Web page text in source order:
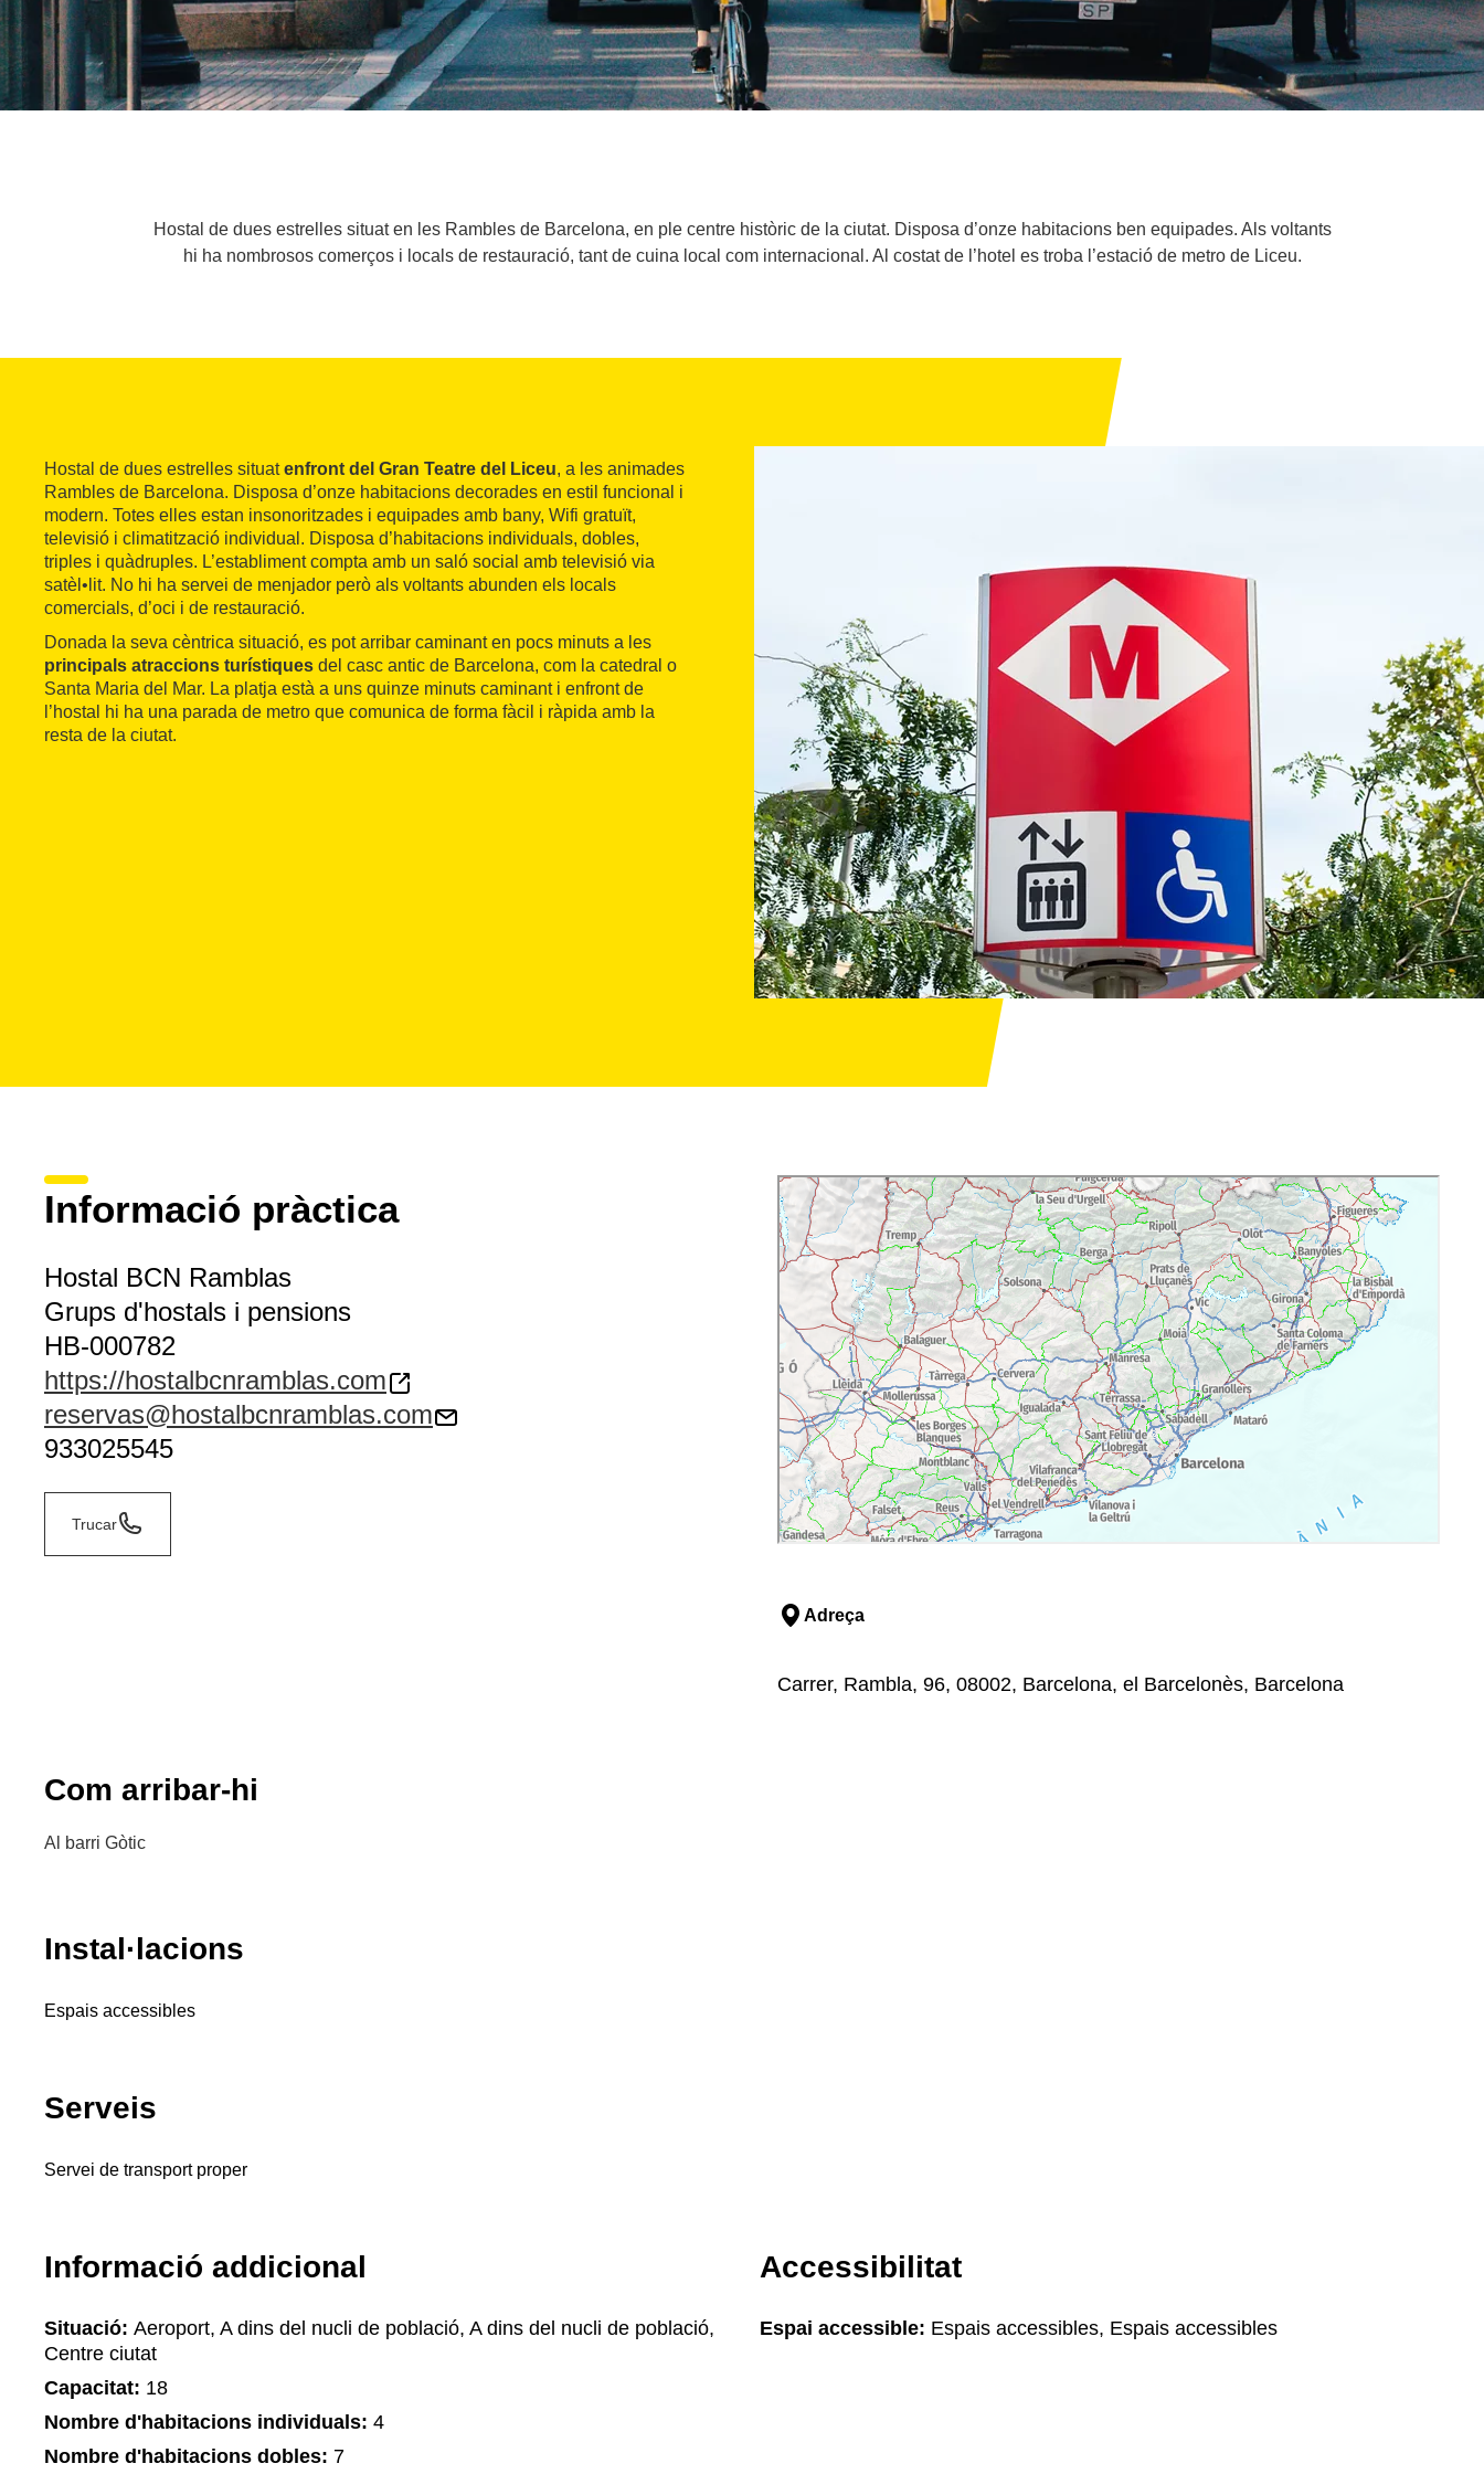
Hostal de dues estrelles situat en les Rambles de Barcelona, en ple centre històric de la ciutat. Disposa d’onze habitacions ben equipades. Als voltants
hi ha nombrosos comerços i locals de restauració, tant de cuina local com internacional. Al costat de l’hotel es troba l’estació de metro de Liceu.
Hostal de dues estrelles situatenfront del Gran Teatre del Liceu, a les animades
Rambles de Barcelona. Disposa d’onze habitacions decorades en estil funcional i
modern. Totes elles estan insonoritzades i equipades amb bany, Wifi gratuït,
televisió i climatització individual. Disposa d’habitacions individuals, dobles,
triples i quàdruples. L’establiment compta amb un saló social amb televisió via
satèl•lit. No hi ha servei de menjador però als voltants abunden els locals
comercials, d’oci i de restauració.
Donada la seva cèntrica situació, es pot arribar caminant en pocs minuts a les
principals atraccions turístiques del casc antic de Barcelona, com la catedral o
Santa Maria del Mar. La platja està a uns quinze minuts caminant i enfront de
l’hostal hi ha una parada de metro que comunica de forma fàcil i ràpida amb la
resta de la ciutat.
Informació pràctica
Hostal BCN Ramblas
Grups d'hostals i pensions
HB-000782
https://hostalbcnramblas.com
reservas@hostalbcnramblas.com
933025545
Trucar
Adreça
Carrer, Rambla, 96, 08002, Barcelona, el Barcelonès, Barcelona
Com arribar-hi
Al barri Gòtic
Instal·lacions
Espais accessibles
Serveis
Servei de transport proper
Informació addicional
Situació: Aeroport, A dins del nucli de població, A dins del nucli de població,
Centre ciutat
Capacitat: 18
Nombre d'habitacions individuals: 4
Nombre d'habitacions dobles: 7
Accessibilitat
Espai accessible: Espais accessibles, Espais accessibles